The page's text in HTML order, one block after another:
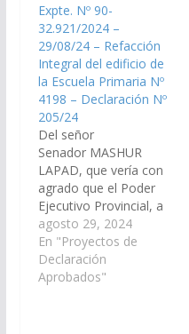
Expte. Nº 90-
32.921/2024 –
29/08/24 – Refacción
Integral del edificio de
la Escuela Primaria Nº
4198 – Declaración Nº
205/24
Del señor
Senador MASHUR
LAPAD, que vería con
agrado que el Poder
Ejecutivo Provincial, a
través del Ministerio de
Educación, Cultura,
Ciencia y Tecnología,
disponga las medidas y
agosto 29, 2024
En "Proyectos de
Declaración
Aprobados"